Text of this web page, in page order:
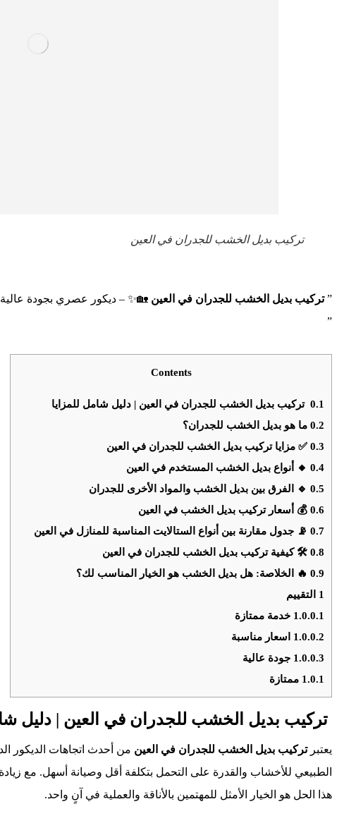
تركيب بديل الخشب للجدران في العين
”تركيب بديل الخشب للجدران في العين 🏡✨ – ديكور عصري بجودة
”
Contents
0.1تركيب بديل الخشب للجدران في العين | دليل شامل للمزايا
0.2ما هو بديل الخشب للجدران؟
0.3✅ مزايا تركيب بديل الخشب للجدران في العين
0.4🔸 أنواع بديل الخشب المستخدم في العين
0.5🔹 الفرق بين بديل الخشب والمواد الأخرى للجدران
0.6💰 أسعار تركيب بديل الخشب في العين
0.7📡 جدول مقارنة بين أنواع الستالايت المناسبة للمنازل في العين
0.8🛠 كيفية تركيب بديل الخشب للجدران في العين
0.9🔥 الخلاصة: هل بديل الخشب هو الخيار المناسب لك؟
1 التقييم
1.0.0.1 خدمة ممتازة
1.0.0.2 اسعار مناسبة
1.0.0.3 جودة عالية
1.0.1 ممتازة
تركيب بديل الخشب للجدران في العين | دليل
يعتبرتركيب بديل الخشب للجدران في العين من أحدث اتجاهات الديكور
الطبيعي للأخشاب والقدرة على التحمل بتكلفة أقل وصيانة أسهل. مع
هذا الحل هو الخيار الأمثل للمهتمين بالأناقة والعملية في آنٍ واحد.